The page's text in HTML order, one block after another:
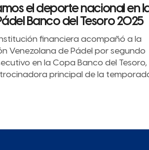
el deporte nacional en
Banco del Tesoro 2025
financiera acompañó a la
Venezolana de Pádel por segundo
en la Copa Banco del Tesoro,
principal de la